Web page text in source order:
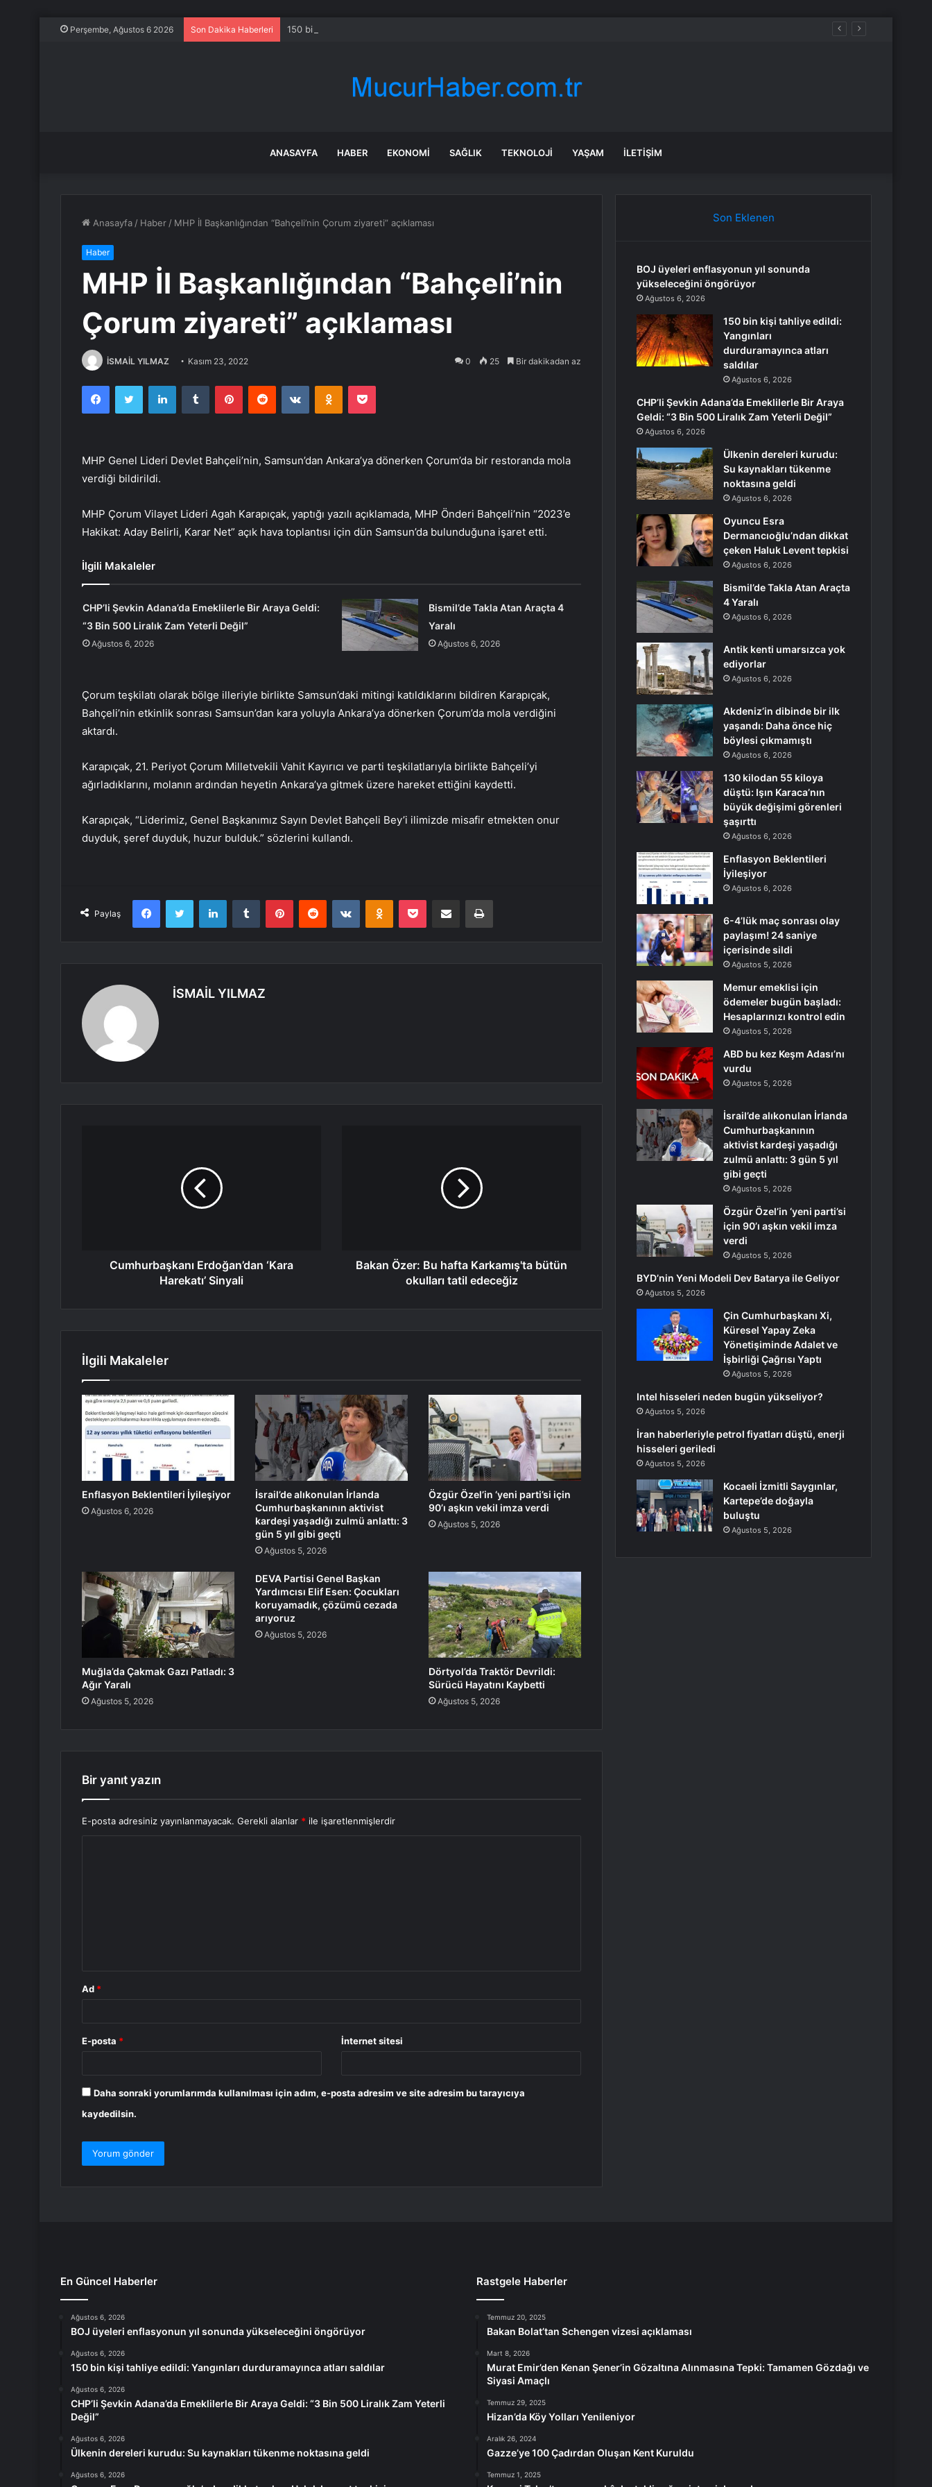
Perşembe, Ağustos 6 2026 Son Dakika Haberleri 150 bin kişi tahliye edildi: Yangınları durduramayınca atları saldılar
ANASAYFA HABER EKONOMI SAĞLIK TEKNOLOJI YAŞAM İLETIŞIM
Anasayfa / Haber / MHP İl Başkanlığından “Bahçeli’nin Çorum ziyareti” açıklaması
Haber
MHP İl Başkanlığından “Bahçeli’nin
Çorum ziyareti” açıklaması
İSMAİL YILMAZ Kasım 23, 2022 0 25 Bir dakikadan az
FacebookTwitter LinkedInTumblr PinterestReddit VKontakteOdnoklassniki
Pocket
MHP Genel Lideri Devlet Bahçeli’nin, Samsun’dan Ankara’ya dönerken Çorum’da bir restoranda mola
verdiği bildirildi.
MHP Çorum Vilayet Lideri Agah Karapıçak, yaptığı yazılı açıklamada, MHP Önderi Bahçeli’nin “2023’e
Hakikat: Aday Belirli, Karar Net” açık hava toplantısı için dün Samsun’da bulunduğuna işaret etti.
İlgili Makaleler
CHP’li Şevkin Adana’da Emeklilerle Bir Araya Geldi:
“3 Bin 500 Liralık Zam Yeterli Değil”
Ağustos 6, 2026
Bismil’de Takla Atan Araçta 4
Yaralı
Ağustos 6, 2026
Çorum teşkilatı olarak bölge illeriyle birlikte Samsun’daki mitingi katıldıklarını bildiren Karapıçak,
Bahçeli’nin etkinlik sonrası Samsun’dan kara yoluyla Ankara’ya dönerken Çorum’da mola verdiğini
aktardı.
Karapıçak, 21. Periyot Çorum Milletvekili Vahit Kayırıcı ve parti teşkilatlarıyla birlikte Bahçeli’yi
ağırladıklarını, molanın ardından heyetin Ankara’ya gitmek üzere hareket ettiğini kaydetti.
Karapıçak, “Liderimiz, Genel Başkanımız Sayın Devlet Bahçeli Bey’i ilimizde misafir etmekten onur
duyduk, şeref duyduk, huzur bulduk.” sözlerini kullandı.
Paylaş
FacebookTwitter LinkedInTumblr PinterestReddit VKontakteOdnoklassniki
Pocket E-Posta ile paylaş Yazdır
İSMAİL YILMAZ
Cumhurbaşkanı Erdoğan’dan ‘Kara
Harekatı’ Sinyali
Bakan Özer: Bu hafta Karkamış'ta bütün
okulları tatil edeceğiz
İlgili Makaleler
Enflasyon Beklentileri İyileşiyor
Ağustos 6, 2026
İsrail’de alıkonulan İrlanda
Cumhurbaşkanının aktivist
kardeşi yaşadığı zulmü anlattı: 3
gün 5 yıl gibi geçti
Ağustos 5, 2026
Özgür Özel’in ‘yeni parti’si için
90’ı aşkın vekil imza verdi
Ağustos 5, 2026
Muğla’da Çakmak Gazı Patladı: 3
Ağır Yaralı
Ağustos 5, 2026
DEVA Partisi Genel Başkan
Yardımcısı Elif Esen: Çocukları
koruyamadık, çözümü cezada
arıyoruz
Ağustos 5, 2026
Dörtyol’da Traktör Devrildi:
Sürücü Hayatını Kaybetti
Ağustos 5, 2026
Bir yanıt yazın
E-posta adresiniz yayınlanmayacak. Gerekli alanlar * ile işaretlenmişlerdir
Ad *
E-posta * İnternet sitesi
Daha sonraki yorumlarımda kullanılması için adım, e-posta adresim ve site adresim bu tarayıcıya
kaydedilsin.
Son Eklenen
BOJ üyeleri enflasyonun yıl sonunda
yükseleceğini öngörüyor
Ağustos 6, 2026
150 bin kişi tahliye edildi:
Yangınları
durduramayınca atları
saldılar
Ağustos 6, 2026
CHP’li Şevkin Adana’da Emeklilerle Bir Araya
Geldi: “3 Bin 500 Liralık Zam Yeterli Değil”
Ağustos 6, 2026
Ülkenin dereleri kurudu:
Su kaynakları tükenme
noktasına geldi
Ağustos 6, 2026
Oyuncu Esra
Dermancıoğlu’ndan dikkat
çeken Haluk Levent tepkisi
Ağustos 6, 2026
Bismil’de Takla Atan Araçta
4 Yaralı
Ağustos 6, 2026
Antik kenti umarsızca yok
ediyorlar
Ağustos 6, 2026
Akdeniz’in dibinde bir ilk
yaşandı: Daha önce hiç
böylesi çıkmamıştı
Ağustos 6, 2026
130 kilodan 55 kiloya
düştü: Işın Karaca’nın
büyük değişimi görenleri
şaşırttı
Ağustos 6, 2026
Enflasyon Beklentileri
İyileşiyor
Ağustos 6, 2026
6-4’lük maç sonrası olay
paylaşım! 24 saniye
içerisinde sildi
Ağustos 5, 2026
Memur emeklisi için
ödemeler bugün başladı:
Hesaplarınızı kontrol edin
Ağustos 5, 2026
ABD bu kez Keşm Adası’nı
vurdu
Ağustos 5, 2026
İsrail’de alıkonulan İrlanda
Cumhurbaşkanının
aktivist kardeşi yaşadığı
zulmü anlattı: 3 gün 5 yıl
gibi geçti
Ağustos 5, 2026
Özgür Özel’in ‘yeni parti’si
için 90’ı aşkın vekil imza
verdi
Ağustos 5, 2026
BYD’nin Yeni Modeli Dev Batarya ile Geliyor
Ağustos 5, 2026
Çin Cumhurbaşkanı Xi,
Küresel Yapay Zeka
Yönetişiminde Adalet ve
İşbirliği Çağrısı Yaptı
Ağustos 5, 2026
Intel hisseleri neden bugün yükseliyor?
Ağustos 5, 2026
İran haberleriyle petrol fiyatları düştü, enerji
hisseleri geriledi
Ağustos 5, 2026
Kocaeli İzmitli Saygınlar,
Kartepe’de doğayla
buluştu
Ağustos 5, 2026
En Güncel Haberler
Ağustos 6, 2026
BOJ üyeleri enflasyonun yıl sonunda yükseleceğini öngörüyor
Ağustos 6, 2026
150 bin kişi tahliye edildi: Yangınları durduramayınca atları saldılar
Ağustos 6, 2026
CHP’li Şevkin Adana’da Emeklilerle Bir Araya Geldi: “3 Bin 500 Liralık Zam Yeterli
Değil”
Ağustos 6, 2026
Ülkenin dereleri kurudu: Su kaynakları tükenme noktasına geldi
Ağustos 6, 2026
Rastgele Haberler
Temmuz 20, 2025
Bakan Bolat’tan Schengen vizesi açıklaması
Mart 8, 2026
Murat Emir’den Kenan Şener’in Gözaltına Alınmasına Tepki: Tamamen Gözdağı ve
Siyasi Amaçlı
Temmuz 29, 2025
Hizan’da Köy Yolları Yenileniyor
Aralık 26, 2024
Gazze’ye 100 Çadırdan Oluşan Kent Kuruldu
Temmuz 1, 2025